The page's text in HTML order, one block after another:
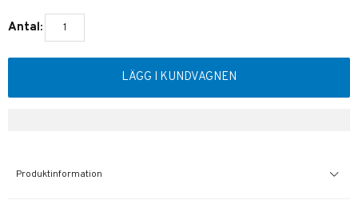
Antal:
LÄGG I KUNDVAGNEN
Produktinformation